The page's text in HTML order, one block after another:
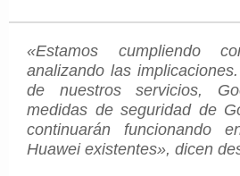
«Estamos cumpliendo
analizando las
de nuestros servicios,
medidas de seguridad de
continuarán funcionando
Huawei existentes», dicen